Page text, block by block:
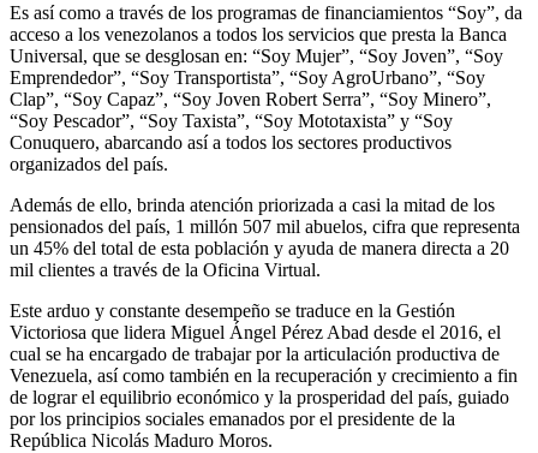
Es así como a través de los programas de financiamientos “Soy”, da
acceso a los venezolanos a todos los servicios que presta la Banca
Universal, que se desglosan en: “Soy Mujer”, “Soy Joven”, “Soy
Emprendedor”, “Soy Transportista”, “Soy AgroUrbano”, “Soy
Clap”, “Soy Capaz”, “Soy Joven Robert Serra”, “Soy Minero”,
“Soy Pescador”, “Soy Taxista”, “Soy Mototaxista” y “Soy
Conuquero, abarcando así a todos los sectores productivos
organizados del país.
Además de ello, brinda atención priorizada a casi la mitad de los
pensionados del país, 1 millón 507 mil abuelos, cifra que representa
un 45% del total de esta población y ayuda de manera directa a 20
mil clientes a través de la Oficina Virtual.
Este arduo y constante desempeño se traduce en la Gestión
Victoriosa que lidera Miguel Ángel Pérez Abad desde el 2016, el
cual se ha encargado de trabajar por la articulación productiva de
Venezuela, así como también en la recuperación y crecimiento a fin
de lograr el equilibrio económico y la prosperidad del país, guiado
por los principios sociales emanados por el presidente de la
República Nicolás Maduro Moros.